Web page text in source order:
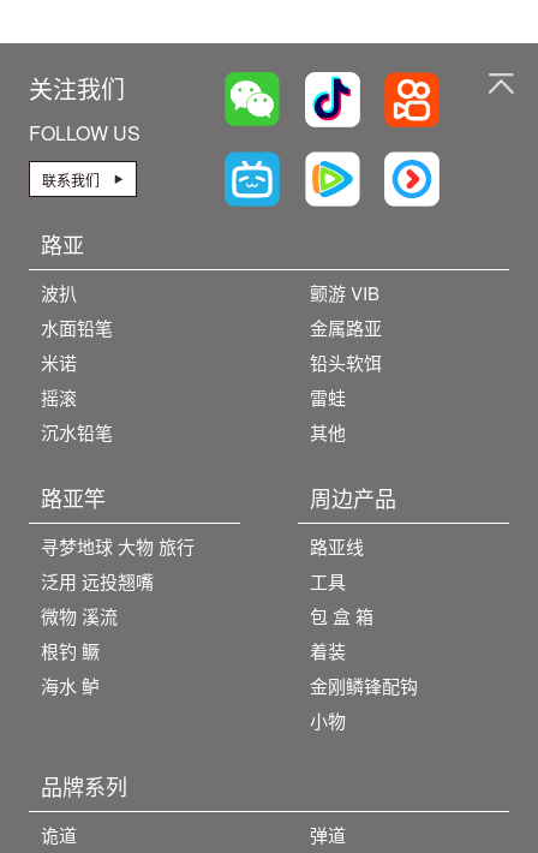
关注我们
FOLLOW US
联系我们
路亚
波扒
颤游 VIB
水面铅笔
金属路亚
米诺
铅头软饵
摇滚
雷蛙
沉水铅笔
其他
路亚竿
寻梦地球 大物 旅行
泛用 远投翘嘴
微物 溪流
根钓 鳜
海水 鲈
周边产品
路亚线
工具
包 盒 箱
着装
金刚鳞锋配钩
小物
品牌系列
诡道
弹道